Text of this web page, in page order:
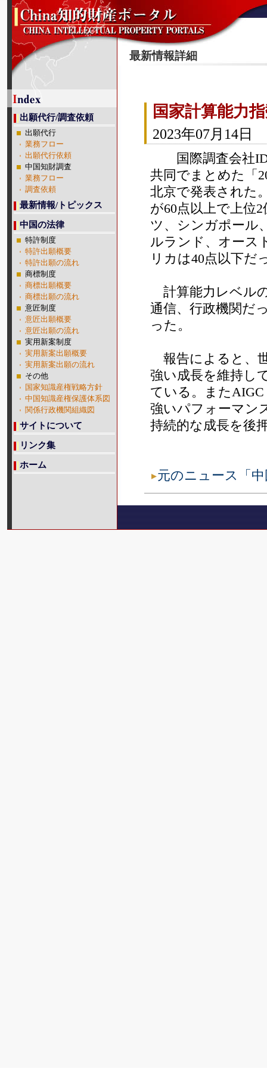
最新情報詳細
国家計算能力
2023年07月14日
国際調査会社
共同でまとめた「
北京で発表された
が60点以上で上位
ツ、シンガポール
ルランド、オース
リカは40点以下だ
計算能力レベル
通信、行政機関だ
った。
報告によると、
強い成長を維持し
ている。また
強いパフォーマン
持続的な成長を後
元のニュース「
出願代行/調査依頼
出願代行
業務フロー
出願代行依頼
中国知財調査
業務フロー
調査依頼
最新情報/トピックス
中国の法律
特許制度
特許出願概要
特許出願の流れ
商標制度
商標出願概要
商標出願の流れ
意匠制度
意匠出願概要
意匠出願の流れ
実用新案制度
実用新案出願概要
実用新案出願の流れ
その他
国家知識産権戦略方針
中国知識産権保護体系図
関係行政機関組織図
サイトについて
リンク集
ホーム